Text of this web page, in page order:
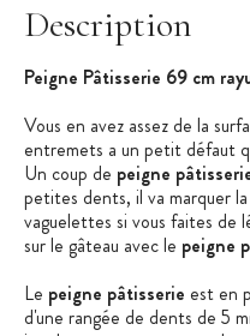
Description
Peigne Pâtisserie 69 cm
Vous en avez assez de la
entremets a un petit défaut
Un coup de peigne
petites dents, il va marquer
vaguelettes si vous faites de
sur le gâteau avec le peigne
Le peigne pâtisserie est en
d'une rangée de dents de 5